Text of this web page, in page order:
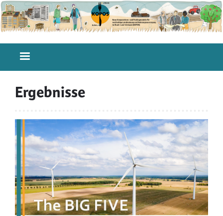
Direkt
zum
Inhalt
Hauptnavigation
Ergebnisse
Image